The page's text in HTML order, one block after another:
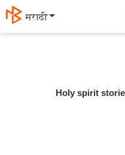
मराठी
Holy spirit